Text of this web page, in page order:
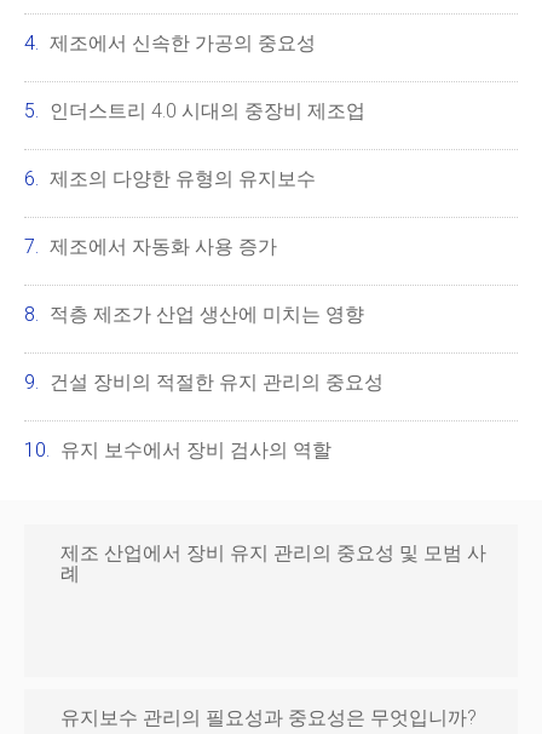
제조에서 신속한 가공의 중요성
인더스트리 4.0 시대의 중장비 제조업
제조의 다양한 유형의 유지보수
제조에서 자동화 사용 증가
적층 제조가 산업 생산에 미치는 영향
건설 장비의 적절한 유지 관리의 중요성
유지 보수에서 장비 검사의 역할
제조 산업에서 장비 유지 관리의 중요성 및 모범 사
례
유지보수 관리의 필요성과 중요성은 무엇입니까?